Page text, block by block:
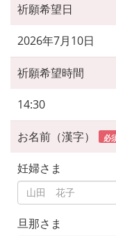
祈願希望日
2026年7月10日
祈願希望時間
14:30
お名前（漢字） 必
妊婦さま
旦那さま